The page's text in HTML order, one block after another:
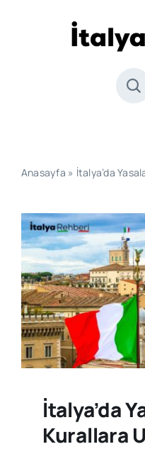
Anasayfa » İtalya’da
İtalya’da
Kurallara